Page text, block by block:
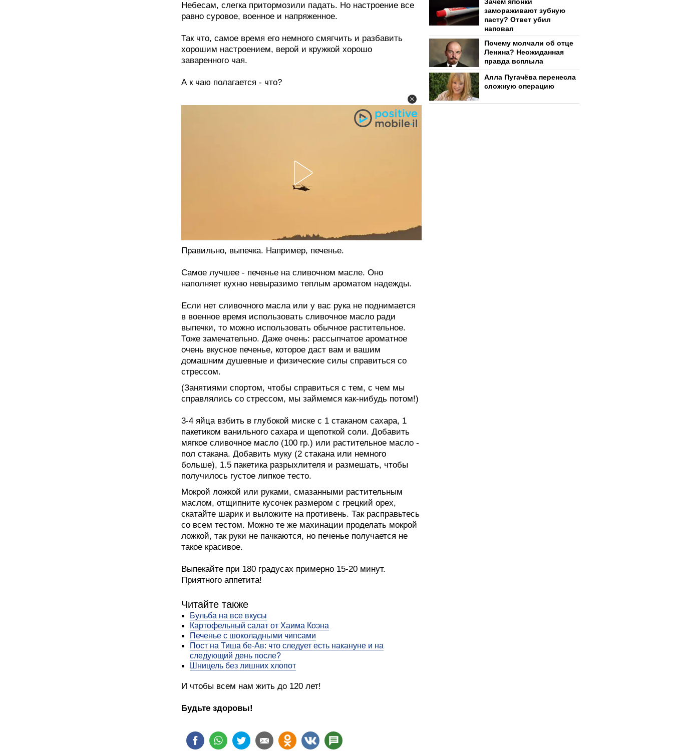
Небесам, слегка притормозили падать. Но настроение все
равно суровое, военное и напряженное.
Так что, самое время его немного смягчить и разбавить
хорошим настроением, верой и кружкой хорошо
заваренного чая.
А к чаю полагается - что?
Правильно, выпечка. Например, печенье.
Самое лучшее - печенье на сливочном масле. Оно
наполняет кухню невыразимо теплым ароматом надежды.
Если нет сливочного масла или у вас рука не поднимается
в военное время использовать сливочное масло ради
выпечки, то можно использовать обычное растительное.
Тоже замечательно. Даже очень: рассыпчатое ароматное
очень вкусное печенье, которое даст вам и вашим
домашним душевные и физические силы справиться со
стрессом.
(Занятиями спортом, чтобы справиться с тем, с чем мы
справлялись со стрессом, мы займемся как-нибудь потом!)
3-4 яйца взбить в глубокой миске с 1 стаканом сахара, 1
пакетиком ванильного сахара и щепоткой соли. Добавить
мягкое сливочное масло (100 гр.) или растительное масло -
пол стакана. Добавить муку (2 стакана или немного
больше), 1.5 пакетика разрыхлителя и размешать, чтобы
получилось густое липкое тесто.
Мокрой ложкой или руками, смазанными растительным
маслом, отщипните кусочек размером с грецкий орех,
скатайте шарик и выложите на противень. Так расправьтесь
со всем тестом. Можно те же махинации проделать мокрой
ложкой, так руки не пачкаются, но печенье получается не
такое красивое.
Выпекайте при 180 градусах примерно 15-20 минут.
Приятного аппетита!
Читайте также
Бульба на все вкусы
Картофельный салат от Хаима Коэна
Печенье с шоколадными чипсами
Пост на Тиша бе-Ав: что следует есть накануне и на
следующий день после?
Шницель без лишних хлопот
И чтобы всем нам жить до 120 лет!
Будьте здоровы!